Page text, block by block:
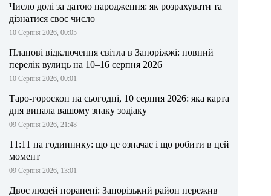
Число долі за датою народження: як розрахувати та
дізнатися своє число
10 Серпня 2026, 00:05
Планові відключення світла в Запоріжжі: повний
перелік вулиць на 10–16 серпня 2026
10 Серпня 2026, 00:01
Таро-гороскоп на сьогодні, 10 серпня 2026: яка карта
дня випала вашому знаку зодіаку
09 Серпня 2026, 21:48
11:11 на годиннику: що це означає і що робити в цей
момент
09 Серпня 2026, 13:01
Двоє людей поранені: Запорізький район пережив